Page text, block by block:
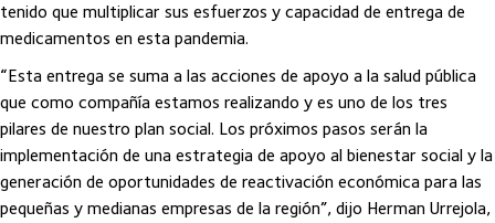
tenido que multiplicar sus esfuerzos y capacidad de entrega de
medicamentos en esta pandemia.
“Esta entrega se suma a las acciones de apoyo a la salud pública
que como compañía estamos realizando y es uno de los tres
pilares de nuestro plan social. Los próximos pasos serán la
implementación de una estrategia de apoyo al bienestar social y la
generación de oportunidades de reactivación económica para las
pequeñas y medianas empresas de la región”, dijo Herman Urrejola,